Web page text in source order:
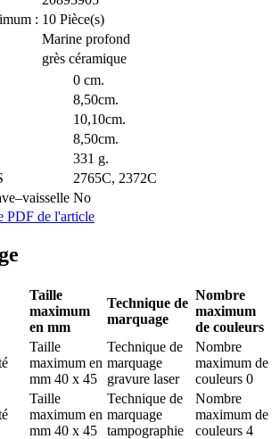
: 10 Pièce(s)
Marine profond
grès céramique
0 cm.
8,50cm.
10,10cm.
8,50cm.
331 g.
2765C, 2372C
No
PDF de l'article
Taille
maximum
en mm
Technique de
marquage
Nombre
maximum
de couleurs
Taille
maximum en
mm 40 x 45
Technique de
marquage
gravure laser
Nombre
maximum de
couleurs 0
Taille
maximum en
mm 40 x 45
Technique de
marquage
tampographie
Nombre
maximum de
couleurs 4